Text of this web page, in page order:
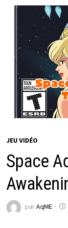
JEU VIDÉO
Space
parAqME